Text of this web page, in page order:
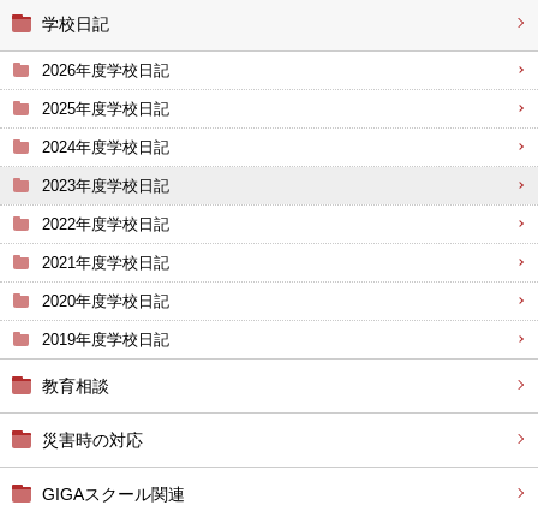
学校日記
2026年度学校日記
2025年度学校日記
2024年度学校日記
2023年度学校日記
2022年度学校日記
2021年度学校日記
2020年度学校日記
2019年度学校日記
教育相談
災害時の対応
GIGAスクール関連